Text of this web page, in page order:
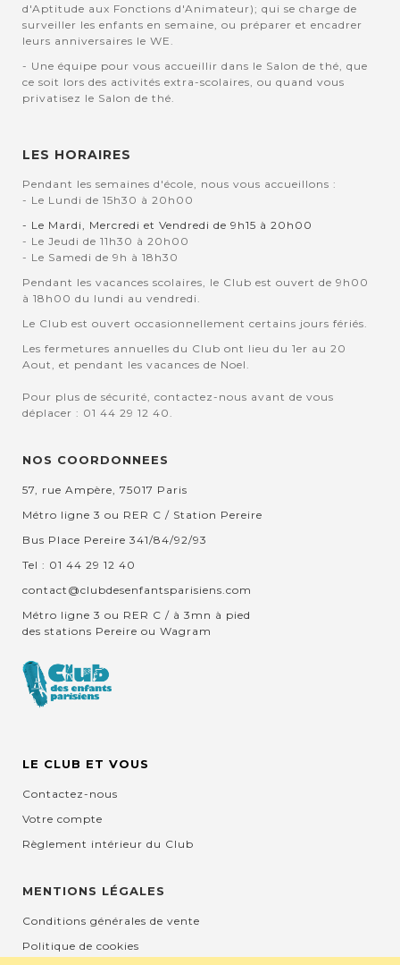
d'Aptitude aux Fonctions d'Animateur); qui se charge de
surveiller les enfants en semaine, ou préparer et encadrer
leurs anniversaires le WE.
- Une équipe pour vous accueillir dans le Salon de thé, que
ce soit lors des activités extra-scolaires, ou quand vous
privatisez le Salon de thé.
LES HORAIRES
Pendant les semaines d'école, nous vous accueillons :
- Le Lundi de 15h30 à 20h00
- Le Mardi, Mercredi et Vendredi de 9h15 à 20h00
- Le Jeudi de 11h30 à 20h00
- Le Samedi de 9h à 18h30
Pendant les vacances scolaires, le Club est ouvert de 9h00
à 18h00 du lundi au vendredi.
Le Club est ouvert occasionnellement certains jours fériés.
Les fermetures annuelles du Club ont lieu du 1er au 20
Aout, et pendant les vacances de Noel.
Pour plus de sécurité, contactez-nous avant de vous
déplacer : 01 44 29 12 40.
NOS COORDONNEES
57, rue Ampère, 75017 Paris
Métro ligne 3 ou RER C / Station Pereire
Bus Place Pereire 341/84/92/93
Tel : 01 44 29 12 40
contact@clubdesenfantsparisiens.com
Métro ligne 3 ou RER C / à 3mn à pied
des stations Pereire ou Wagram
LE CLUB ET VOUS
Contactez-nous
Votre compte
Règlement intérieur du Club
MENTIONS LÉGALES
Conditions générales de vente
Politique de cookies